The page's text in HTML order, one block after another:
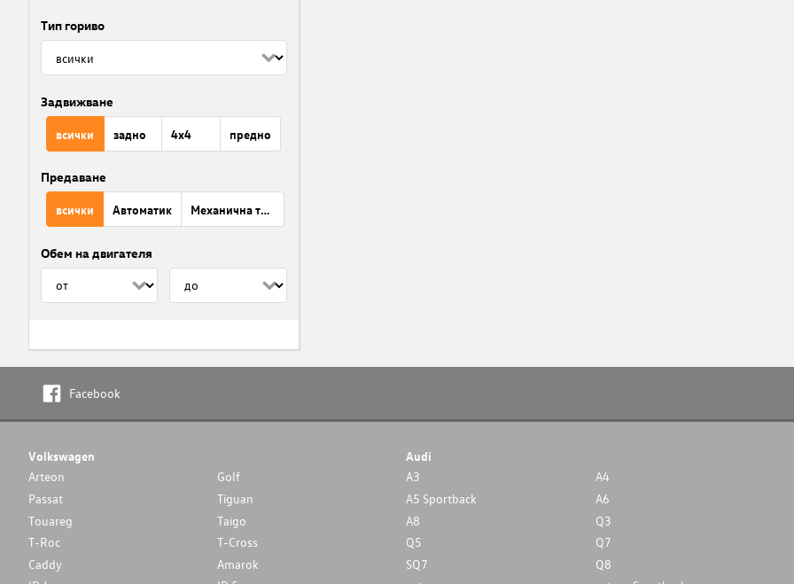
Тип гориво
Задвижване
всички задно 4x4 предно
Предаване
всички Автоматик Механична трансмисия
Обем на двигателя
Facebook
Volkswagen
Arteon
Golf
Passat
Tiguan
Touareg
Taigo
T-Roc
T-Cross
Caddy
Amarok
Audi
A3
A4
A5 Sportback
A6
A8
Q3
Q5
Q7
SQ7
Q8